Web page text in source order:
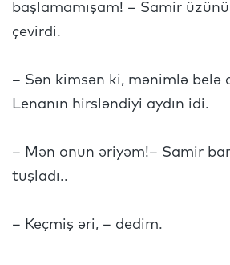
başlamamışam! – Samir
çevirdi.
– Sən kimsən ki, mənimlə belə
Lenanın hirsləndiyi aydın idi.
– Mən onun əriyəm!– Samir
tuşladı..
– Keçmiş əri, – dedim.